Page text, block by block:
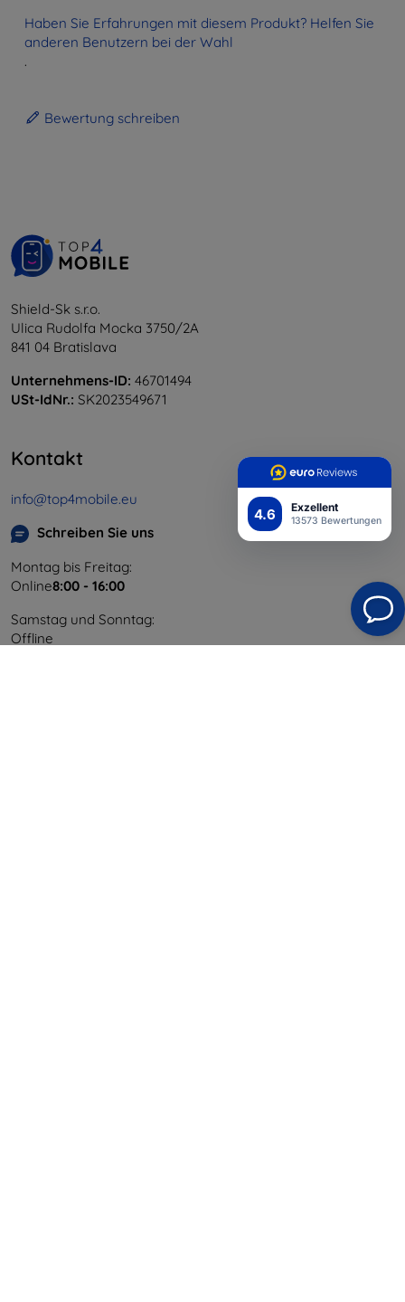
4.6 Exzellent
13573 Bewertungen
Haben Sie Erfahrungen mit diesem Produkt? Helfen Sie
anderen Benutzern bei der Wahl
.
Bewertung schreiben
Shield-Sk s.r.o.
Ulica Rudolfa Mocka 3750/2A
841 04 Bratislava
Unternehmens-ID: 46701494
USt-IdNr.: SK2023549671
Kontakt
info@top4mobile.eu
Schreiben Sie uns
Montag bis Freitag:
Online8:00 - 16:00
Samstag und Sonntag:
Offline